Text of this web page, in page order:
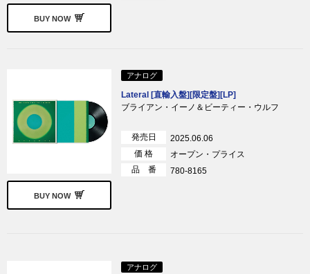
BUY NOW
BUY NOW
アナログ
Lateral [直輸入盤][限定盤][LP]
ブライアン・イーノ＆ビーティー・ウルフ
発売日
2025.06.06
価 格
オープン・プライス
品 番
780-8165
アナログ